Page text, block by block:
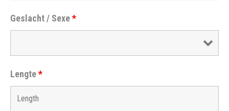
Geslacht / Sexe*
Lengte*